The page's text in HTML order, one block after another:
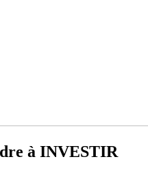
à INVESTIR